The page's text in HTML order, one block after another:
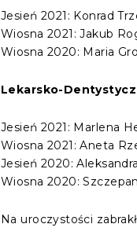
Jesień 2021: Konrad
Wiosna 2021: Jakub
Wiosna 2020: Maria
Lekarsko-
Jesień 2021: Marlena
Wiosna 2021: Aneta
Jesień 2020:
Wiosna 2020:
Na uroczystości